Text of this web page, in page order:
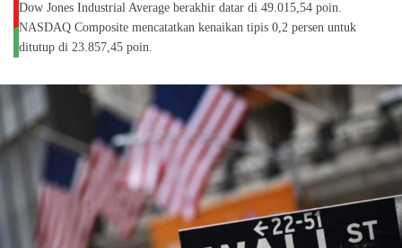
Dow Jones Industrial Average berakhir datar di 49.015,54 poin.
NASDAQ Composite mencatatkan kenaikan tipis 0,2 persen untuk
ditutup di 23.857,45 poin.